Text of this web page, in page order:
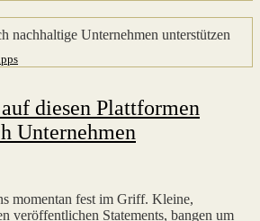
diesen Plattformen
Unternehmen
momentan fest im Griff. Kleine,
veröffentlichen Statements, bangen um